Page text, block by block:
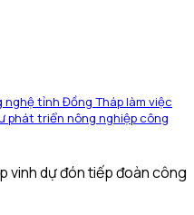
tỉnh Đồng Tháp làm việc
phát triển nông nghiệp công
vinh dự đón tiếp đoàn công